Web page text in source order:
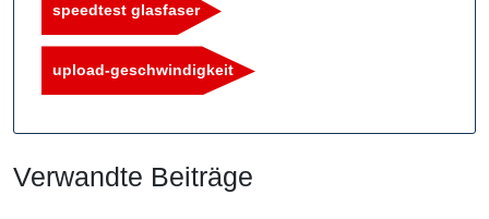
speedtest glasfaser
upload-geschwindigkeit
Verwandte Beiträge